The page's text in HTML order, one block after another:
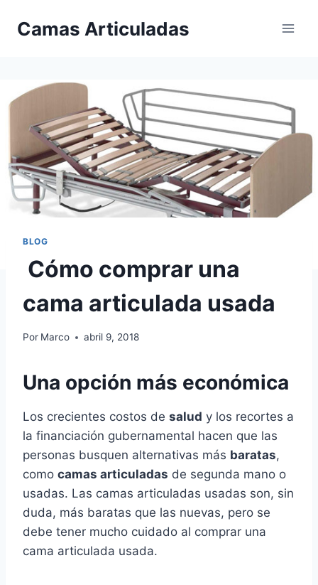
Camas Articuladas
BLOG
Cómo comprar una
cama articulada usada
Por Marco abril 9, 2018
Una opción más económica
Los crecientes costos de salud y los recortes a
la financiación gubernamental hacen que las
personas busquen alternativas más baratas,
como camas articuladas de segunda mano o
usadas. Las camas articuladas usadas son, sin
duda, más baratas que las nuevas, pero se
debe tener mucho cuidado al comprar una
cama articulada usada.